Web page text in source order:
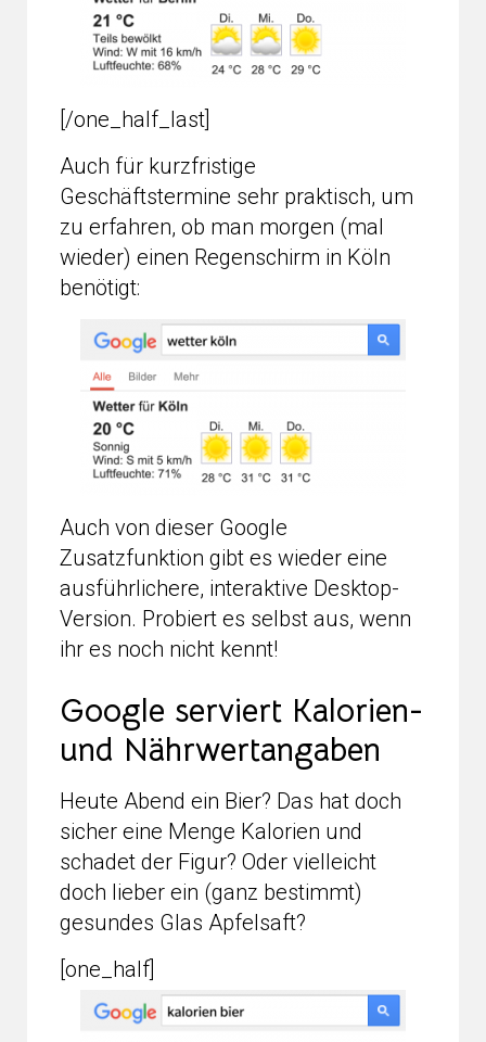
[/one_half_last]
Auch für kurzfristige
Geschäftstermine sehr praktisch, um
zu erfahren, ob man morgen (mal
wieder) einen Regenschirm in Köln
benötigt:
Auch von dieser Google
Zusatzfunktion gibt es wieder eine
ausführlichere, interaktive Desktop-
Version. Probiert es selbst aus, wenn
ihr es noch nicht kennt!
Google serviert Kalorien-
und Nährwertangaben
Heute Abend ein Bier? Das hat doch
sicher eine Menge Kalorien und
schadet der Figur? Oder vielleicht
doch lieber ein (ganz bestimmt)
gesundes Glas Apfelsaft?
[one_half]